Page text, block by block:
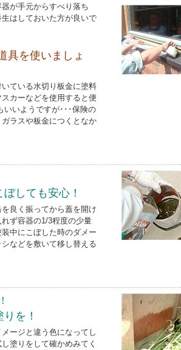
が手元からすべり落ち
はしておいた方が良いで
具を使いましょ
ている水切り板金に塗料
カーなどを使用すると便
いいようですが･･･保険の
ラスや板金につくとなか
しても安心！
良く振ってから蓋を開け
ず容器の1/3程度の少量
中にこぼした時のダメー
などを敷いて移し替える
を！
ージと違う色になってし
塗りをして確かめみてく